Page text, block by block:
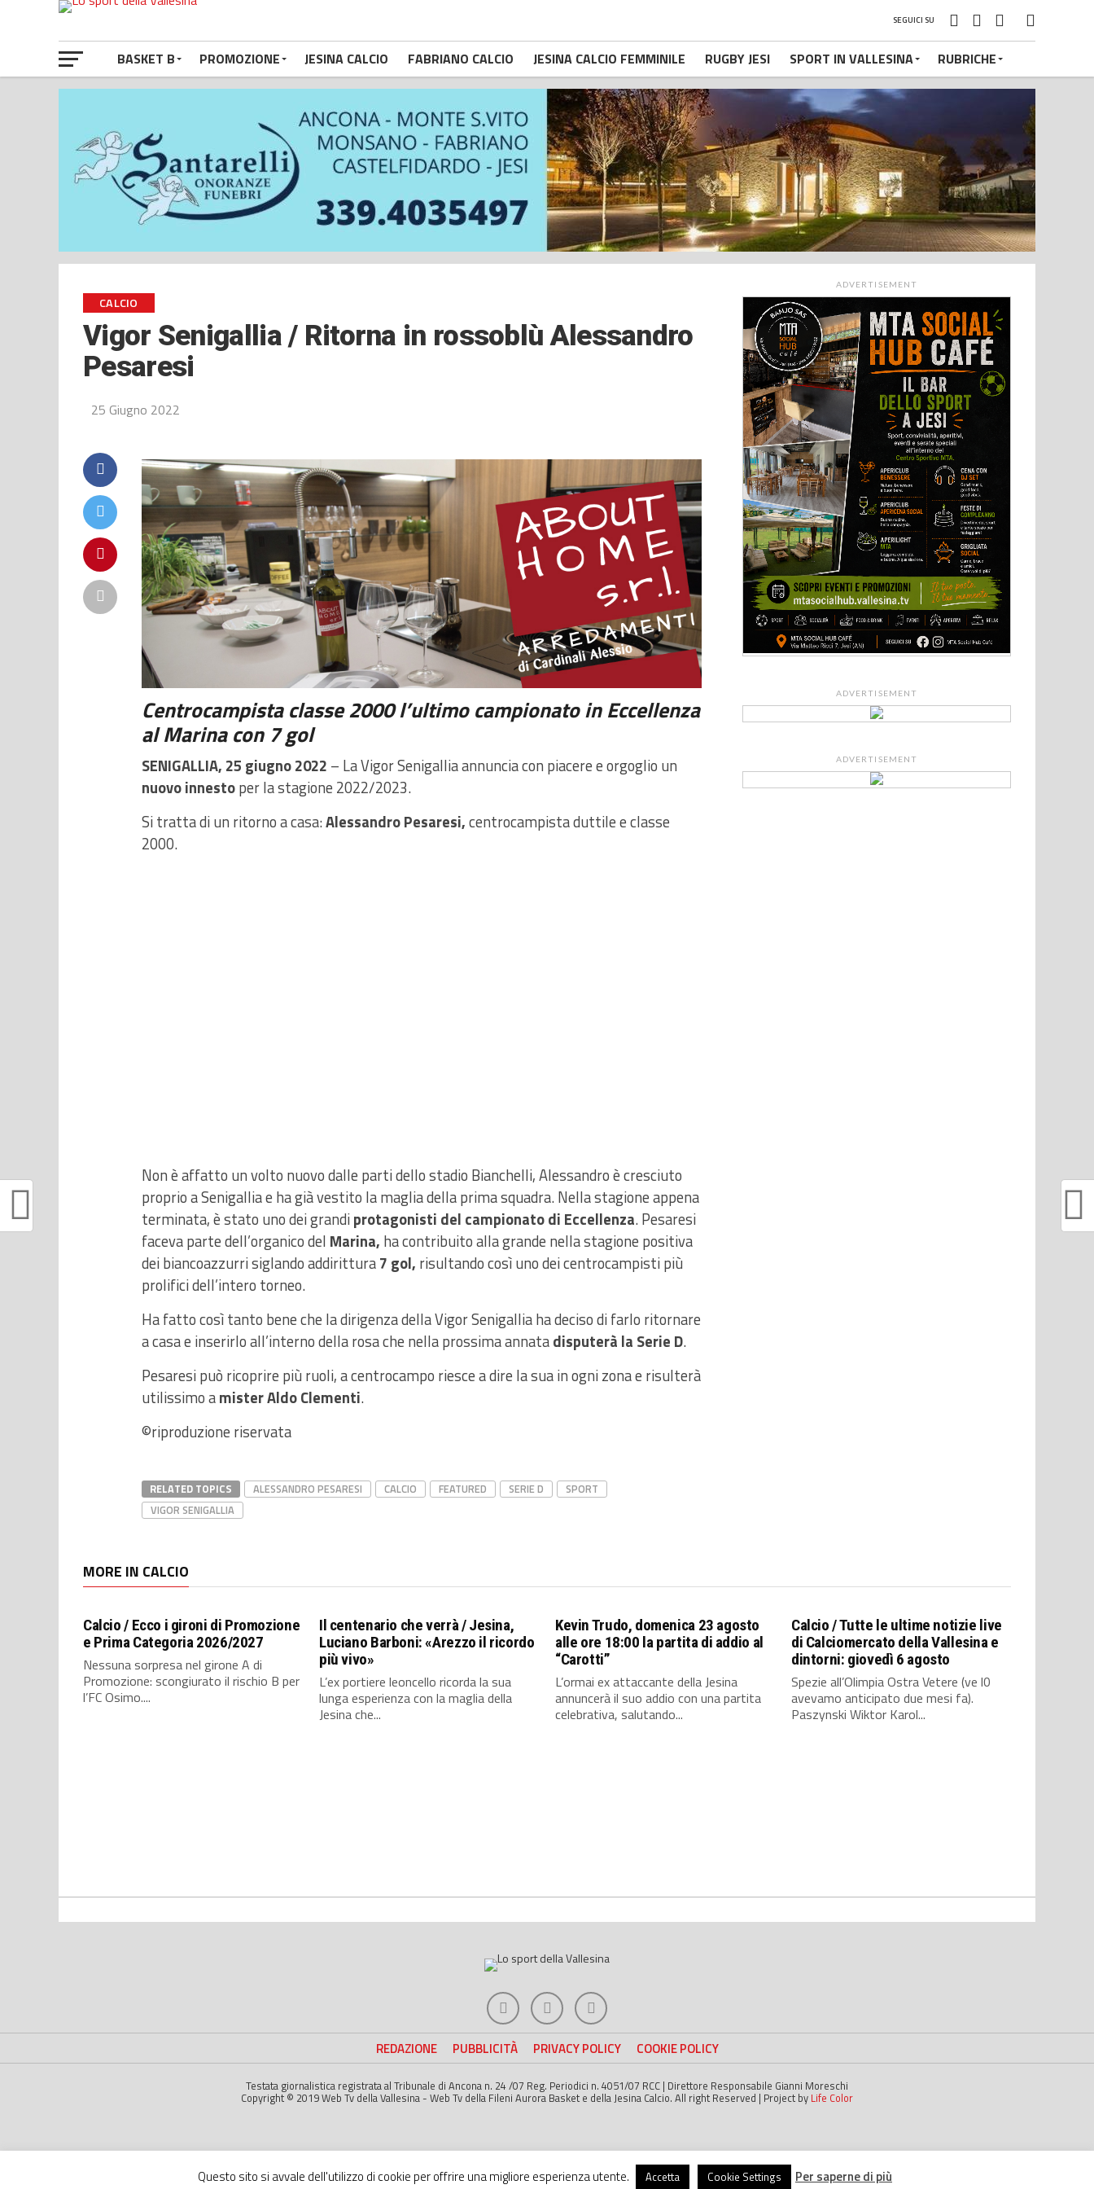
SEGUICI SU
BASKET B PROMOZIONE JESINA CALCIO FABRIANO CALCIO JESINA CALCIO FEMMINILE RUGBY JESI SPORT IN VALLESINA RUBRICHE
CALCIO
Vigor Senigallia / Ritorna in rossoblù Alessandro
Pesaresi
25 Giugno 2022
Centrocampista classe 2000 l’ultimo campionato in Eccellenza
al Marina con 7 gol
SENIGALLIA, 25 giugno 2022 – La Vigor Senigallia annuncia con piacere e orgoglio un
nuovo innestoper la stagione 2022/2023.
Si tratta di un ritorno a casa:Alessandro Pesaresi,centrocampista duttile e classe
2000.
Non è affatto un volto nuovo dalle parti dello stadio Bianchelli, Alessandro è cresciuto
proprio a Senigallia e ha già vestito la maglia della prima squadra. Nella stagione appena
terminata, è stato uno dei grandiprotagonisti del campionato di Eccellenza. Pesaresi
faceva parte dell’organico del Marina, ha contribuito alla grande nella stagione positiva
dei biancoazzurri siglando addirittura7 gol, risultando così uno dei centrocampisti più
prolifici dell’intero torneo.
Ha fatto così tanto bene che la dirigenza della Vigor Senigallia ha deciso di farlo ritornare
a casa e inserirlo all’interno della rosa che nella prossima annatadisputerà la Serie D.
Pesaresi può ricoprire più ruoli, a centrocampo riesce a dire la sua in ogni zona e risulterà
utilissimo amister Aldo Clementi.
©riproduzione riservata
RELATED TOPICS ALESSANDRO PESARESI CALCIO FEATURED SERIE D
SPORT
VIGOR SENIGALLIA
ADVERTISEMENT
ADVERTISEMENT
ADVERTISEMENT
MORE IN CALCIO
Calcio / Ecco i gironi di Promozione
e Prima Categoria 2026/2027
Nessuna sorpresa nel girone A di
Promozione: scongiurato il rischio B per
l’FC Osimo....
Il centenario che verrà / Jesina,
Luciano Barboni: «Arezzo il ricordo
più vivo»
L’ex portiere leoncello ricorda la sua
lunga esperienza con la maglia della
Jesina che...
Kevin Trudo, domenica 23 agosto
alle ore 18:00 la partita di addio al
“Carotti”
L’ormai ex attaccante della Jesina
annuncerà il suo addio con una partita
celebrativa, salutando...
Calcio / Tutte le ultime notizie live
di Calciomercato della Vallesina e
dintorni: giovedì 6 agosto
Spezie all’Olimpia Ostra Vetere (ve l0
avevamo anticipato due mesi fa).
Paszynski Wiktor Karol...
REDAZIONE PUBBLICITÀ PRIVACY POLICY COOKIE POLICY
Testata giornalistica registrata al Tribunale di Ancona n. 24 /07 Reg. Periodici n. 4051/07 RCC | Direttore Responsabile Gianni Moreschi
Copyright © 2019 Web Tv della Vallesina - Web Tv della Fileni Aurora Basket e della Jesina Calcio. All right Reserved | Project by Life Color
Questo sito si avvale dell'utilizzo di cookie per offrire una migliore esperienza utente. Accetta Cookie Settings Per saperne di più